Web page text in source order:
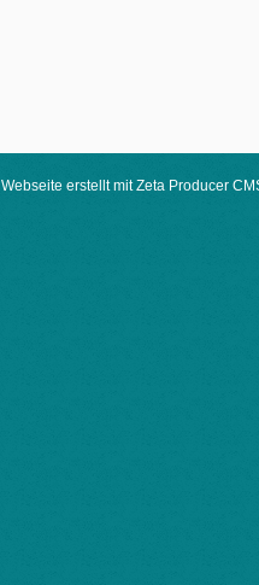
Webseite erstellt mit Zeta Producer